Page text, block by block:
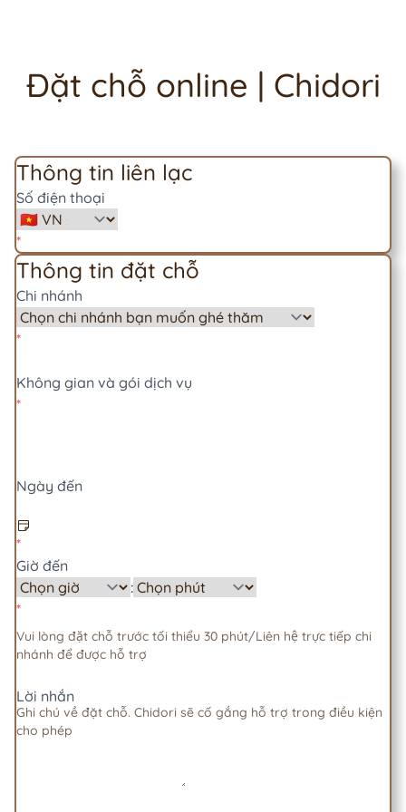
Đặt chỗ online | Chidori
Thông tin liên lạc
Số điện thoại
Thông tin đặt chỗ
Chi nhánh
Không gian và gói dịch vụ
Ngày đến
Giờ đến
:
Vui lòng đặt chỗ trước tối thiểu 30 phút/Liên hệ trực tiếp chi
nhánh để được hỗ trợ
Lời nhắn
Ghi chú về đặt chỗ. Chidori sẽ cố gắng hỗ trợ trong điều kiện
cho phép